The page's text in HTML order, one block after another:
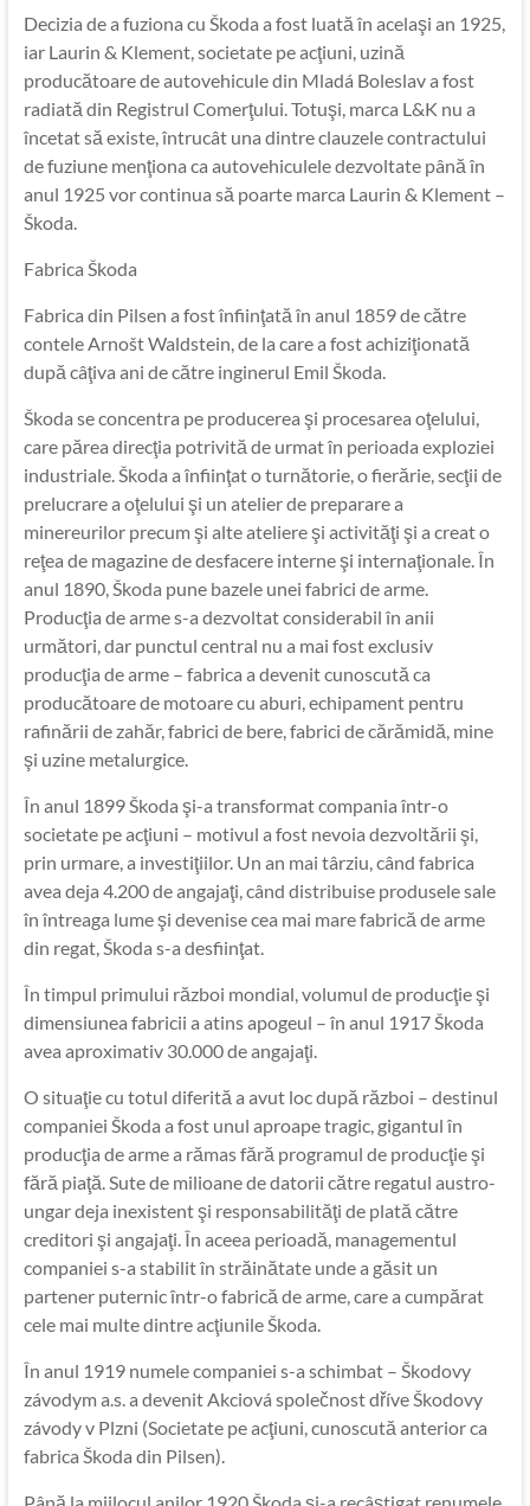
Decizia de a fuziona cu Škoda a fost luată în acelaşi an 1925,
iar Laurin & Klement, societate pe acţiuni, uzină
producătoare de autovehicule din Mladá Boleslav a fost
radiată din Registrul Comerţului. Totuşi, marca L&K nu a
încetat să existe, întrucât una dintre clauzele contractului
de fuziune menţiona ca autovehiculele dezvoltate până în
anul 1925 vor continua să poarte marca Laurin & Klement –
Škoda.
Fabrica Škoda
Fabrica din Pilsen a fost înfiinţată în anul 1859 de către
contele Arnošt Waldstein, de la care a fost achiziţionată
după câţiva ani de către inginerul Emil Škoda.
Škoda se concentra pe producerea şi procesarea oţelului,
care părea direcţia potrivită de urmat în perioada exploziei
industriale. Škoda a înfiinţat o turnătorie, o fierărie, secţii de
prelucrare a oţelului şi un atelier de preparare a
minereurilor precum şi alte ateliere şi activităţi şi a creat o
reţea de magazine de desfacere interne şi internaţionale. În
anul 1890, Škoda pune bazele unei fabrici de arme.
Producţia de arme s-a dezvoltat considerabil în anii
următori, dar punctul central nu a mai fost exclusiv
producţia de arme – fabrica a devenit cunoscută ca
producătoare de motoare cu aburi, echipament pentru
rafinării de zahăr, fabrici de bere, fabrici de cărămidă, mine
şi uzine metalurgice.
În anul 1899 Škoda şi-a transformat compania într-o
societate pe acţiuni – motivul a fost nevoia dezvoltării şi,
prin urmare, a investiţiilor. Un an mai târziu, când fabrica
avea deja 4.200 de angajaţi, când distribuise produsele sale
în întreaga lume şi devenise cea mai mare fabrică de arme
din regat, Škoda s-a desfiinţat.
În timpul primului război mondial, volumul de producţie şi
dimensiunea fabricii a atins apogeul – în anul 1917 Škoda
avea aproximativ 30.000 de angajaţi.
O situaţie cu totul diferită a avut loc după război – destinul
companiei Škoda a fost unul aproape tragic, gigantul în
producţia de arme a rămas fără programul de producţie şi
fără piaţă. Sute de milioane de datorii către regatul austro-
ungar deja inexistent şi responsabilităţi de plată către
creditori şi angajaţi. În aceea perioadă, managementul
companiei s-a stabilit în străinătate unde a găsit un
partener puternic într-o fabrică de arme, care a cumpărat
cele mai multe dintre acţiunile Škoda.
În anul 1919 numele companiei s-a schimbat – Škodovy
závodym a.s. a devenit Akciová společnost dříve Škodovy
závody v Plzni (Societate pe acţiuni, cunoscută anterior ca
fabrica Škoda din Pilsen).